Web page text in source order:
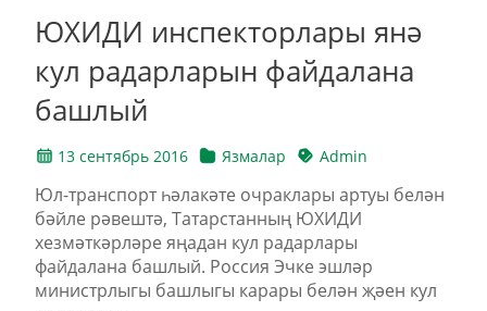
ЮХИДИ инспекторлары янә
кул радарларын файдалана
башлый
13 сентябрь 2016 Язмалар Admin
Юл-транспорт һәлакәте очраклары артуы белән
бәйле рәвештә, Татарстанның ЮХИДИ
хезмәткәрләре яңадан кул радарлары
файдалана башлый. Россия Эчке эшләр
министрлыгы башлыгы карары белән җәен кул